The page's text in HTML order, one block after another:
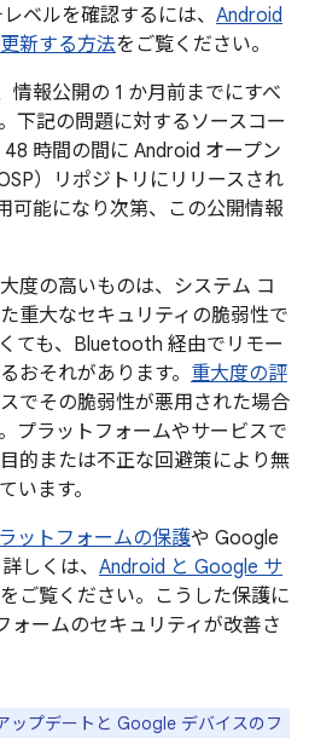
ベルを確認するには、 Android
新する方法をご覧ください。
情報公開の 1 か月前までにすべ
下記の問題に対するソースコー
時間の間に Android オープン
）リポジトリにリリースされ
可能になり次第、この公開情報
度の高いものは、システム コ
重大なセキュリティの脆弱性で
ても、Bluetooth 経由でリモー
おそれがあります。 重大度の評
でその脆弱性が悪用された場合
プラットフォームやサービスで
的または不正な回避策により無
います。
ットフォームの保護や Google
しくは、 Android と Google サ
をご覧ください。こうした保護に
ォームのセキュリティが改善さ
ップデートと Google デバイスのフ